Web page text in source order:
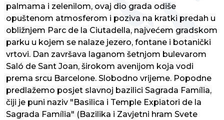
palmama i zelenilom, ovaj dio grada odiše
opuštenom atmosferom i poziva na kratki predah u
obližnjem Parc de la Ciutadella, najvećem gradskom
parku u kojem se nalaze jezero, fontane i botanički
vrtovi. Dan završava laganom šetnjom bulevarom
Saló de Sant Joan, širokom avenijom koja vodi
prema srcu Barcelone. Slobodno vrijeme. Popodne
predlažemo posjet slavnoj bazilici Sagrada Família,
čiji je puni naziv "Basilica i Temple Expiatori de la
Sagrada Família" (Bazilika i Zavjetni hram Svete